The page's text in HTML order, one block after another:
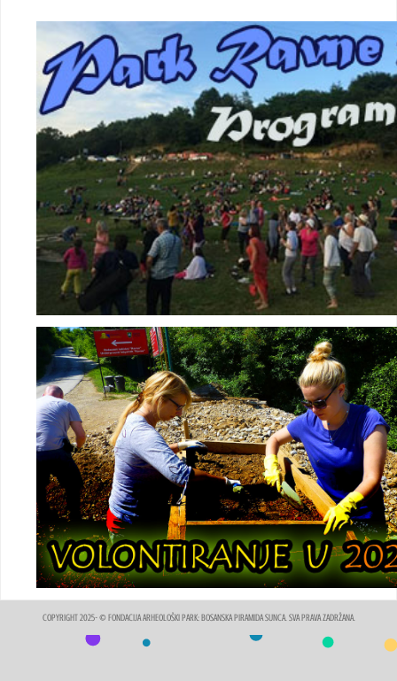
COPYRIGHT 2025- © FONDACIJA ARHEOLOŠKI PARK: BOSANSKA PIRAMIDA SUNCA. SVA PRAVA ZADRŽANA.